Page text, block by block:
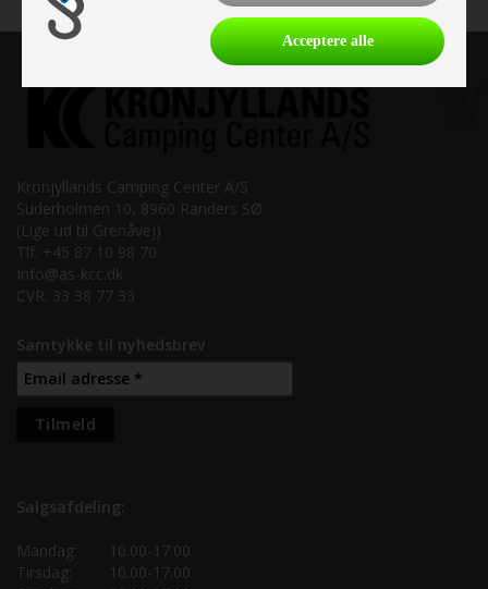
Kronjyllands Camping Center A/S
Suderholmen 10, 8960 Randers SØ
(Lige ud til Grenåvej)
Tlf. +45 87 10 98 70
Info@as-kcc.dk
CVR: 33 38 77 33
Samtykke til nyhedsbrev
Salgsafdeling:
Mandag:
10.00-17.00
Tirsdag:
10.00-17.00
Acceptere alle